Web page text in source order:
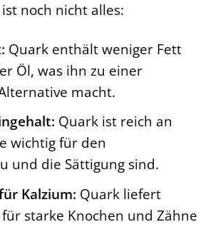
noch nicht alles:
Quark enthält weniger Fett
Öl, was ihn zu einer
macht.
Quark ist reich an
wichtig für den
und die Sättigung sind.
Kalzium: Quark liefert
starke Knochen und Zähne